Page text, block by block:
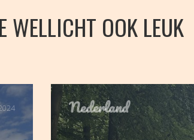
WELLICHT OOK LEUK
Nederland